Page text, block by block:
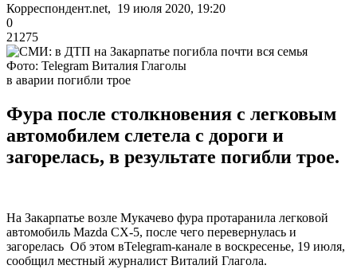
Корреспондент.net, 19 июля 2020, 19:20
0
21275
Фото: Telegram Виталия Глаголы
в аварии погибли трое
Фура после столкновения с легковым
автомобилем слетела с дороги и
загорелась, в результате погибли трое.
На Закарпатье возле Мукачево фура протаранила легковой
автомобиль Mazda CX-5, после чего перевернулась и
загорелась Об этом вTelegram-канале в воскресенье, 19 июля,
сообщил местный журналист Виталий Глагола.